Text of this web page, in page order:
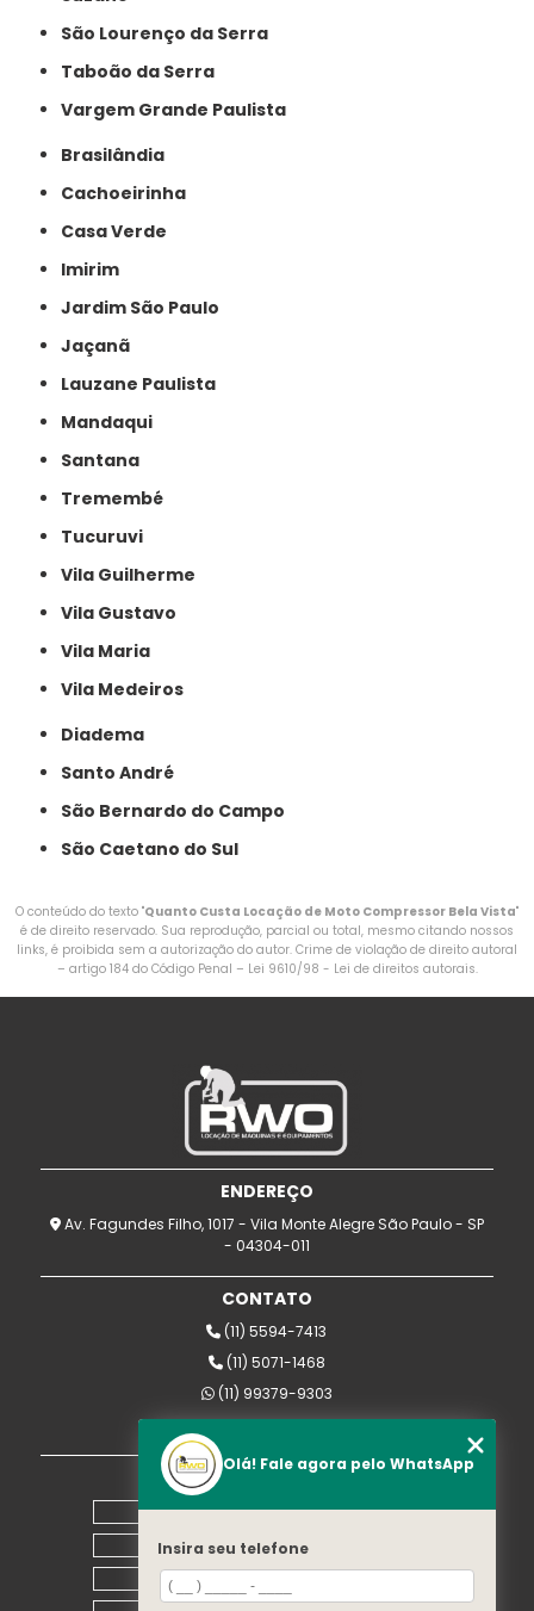
São Lourenço da Serra
Taboão da Serra
Vargem Grande Paulista
Brasilândia
Cachoeirinha
Casa Verde
Imirim
Jardim São Paulo
Jaçanã
Lauzane Paulista
Mandaqui
Santana
Tremembé
Tucuruvi
Vila Guilherme
Vila Gustavo
Vila Maria
Vila Medeiros
Diadema
Santo André
São Bernardo do Campo
São Caetano do Sul
O conteúdo do texto "Quanto Custa Locação de Moto Compressor Bela Vista"
é de direito reservado. Sua reprodução, parcial ou total, mesmo citando nossos
links, é proibida sem a autorização do autor. Crime de violação de direito autoral
– artigo 184 do Código Penal – Lei 9610/98 - Lei de direitos autorais.
ENDEREÇO
Av. Fagundes Filho, 1017 - Vila Monte Alegre São Paulo - SP
- 04304-011
CONTATO
(11) 5594-7413
(11) 5071-1468
(11) 99379-9303
rwomaquinas@uol.com.br
MENU
Home
Empresa
Equipamentos
Olá! Fale agora pelo WhatsApp
Insira seu telefone